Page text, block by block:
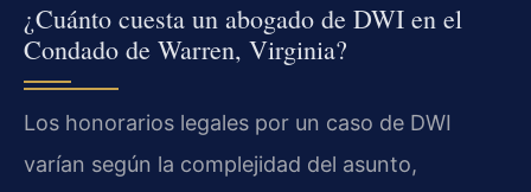
¿Cuánto cuesta un abogado de DWI en el
Condado de Warren, Virginia?
Los honorarios legales por un caso de DWI
varían según la complejidad del asunto,